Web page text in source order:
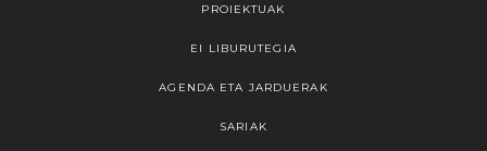
PROIEKTUAK
EI LIBURUTEGIA
AGENDA ETA JARDUERAK
SARIAK